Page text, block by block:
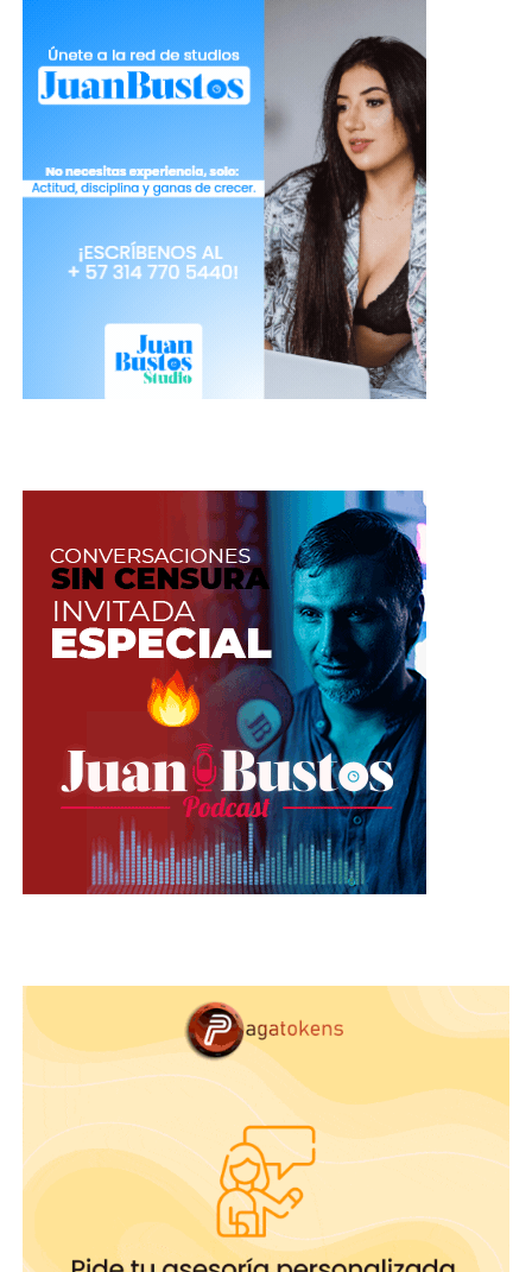
Hay tendencias de vestir que te aseguran verte
bien en todo momento. El vestido negro y las
camisetas blancas son uno de los básicos que no
debe faltar para ninguna modelo pero, como la
moda es cíclica, algunas de ellas han vuelto con
tienes que conocer las 10 prendas de vestir
que pueden afectar tu imagen.
10 prendas de vestir que
pueden afectar tu imagen
(parte 1)
todos se adaptan a tu cuerpo..
¡Estafada! es una de las situaciones que puede vivir
una modelo, sobre todo, cuando la modelo está
empezando la carrera. Esto, ocurre porque al tener